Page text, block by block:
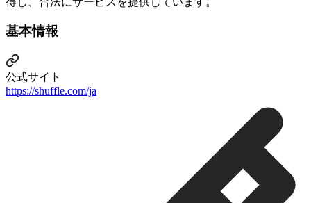
基本情報
公式サイト
https://shuffle.com/ja